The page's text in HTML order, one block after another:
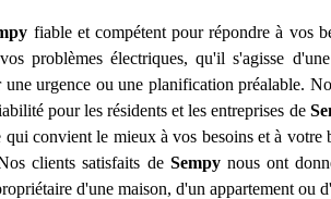
fiable et compétent pour répondre à vos
problèmes électriques, qu'il s'agisse
urgence ou une planification préalable.
pour les résidents et les entreprises de
convient le mieux à vos besoins et à
clients satisfaits de Sempynous ont
d'une maison, d'un appartement ou